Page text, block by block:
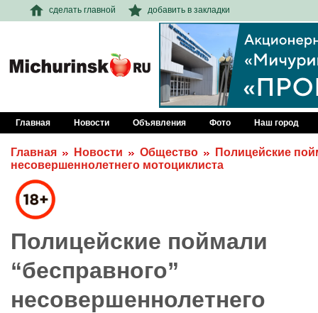
сделать главной добавить в закладки
Главная Новости Объявления Фото Наш город
Главная Новости Общество
Полицейские
несовершеннолетнего мотоциклиста
Полицейские поймали
“бесправного”
несовершеннолетнего